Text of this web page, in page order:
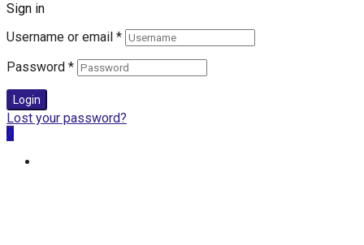
Sign in
Username or email *
Password *
Login
Lost your password?
0